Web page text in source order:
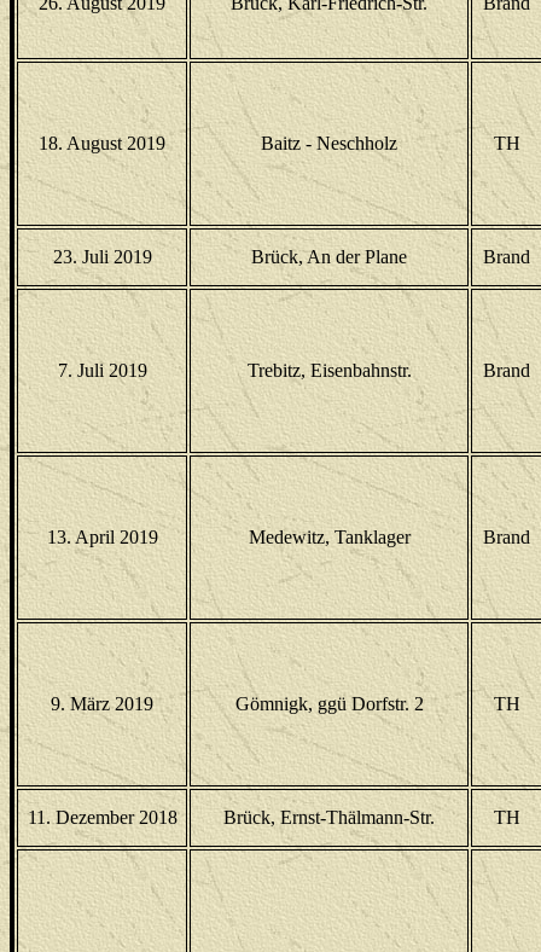
18. August 2019 Baitz - Neschholz TH
23. Juli 2019 Brück, An der Plane Brand
7. Juli 2019 Trebitz, Eisenbahnstr. Brand
13. April 2019 Medewitz, Tanklager Brand
9. März 2019 Gömnigk, ggü Dorfstr. 2 TH
11. Dezember 2018 Brück, Ernst-Thälmann-Str. TH